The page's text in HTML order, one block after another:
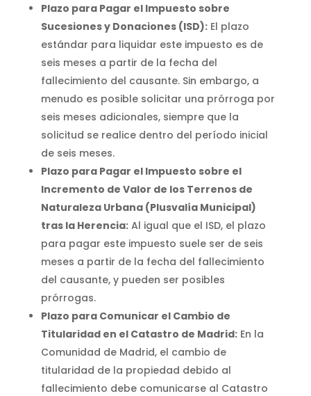
Plazo para Pagar el Impuesto sobre
Sucesiones y Donaciones (ISD):El plazo
estándar para liquidar este impuesto es de
seis meses a partir de la fecha del
fallecimiento del causante. Sin embargo, a
menudo es posible solicitar una prórroga por
seis meses adicionales, siempre que la
solicitud se realice dentro del período inicial
de seis meses.
Plazo para Pagar el Impuesto sobre el
Incremento de Valor de los Terrenos de
Naturaleza Urbana (Plusvalía Municipal)
tras la Herencia:Al igual que el ISD, el plazo
para pagar este impuesto suele ser de seis
meses a partir de la fecha del fallecimiento
del causante, y pueden ser posibles
prórrogas.
Plazo para Comunicar el Cambio de
Titularidad en el Catastro de Madrid:En la
Comunidad de Madrid, el cambio de
titularidad de la propiedad debido al
fallecimiento debe comunicarse al Catastro